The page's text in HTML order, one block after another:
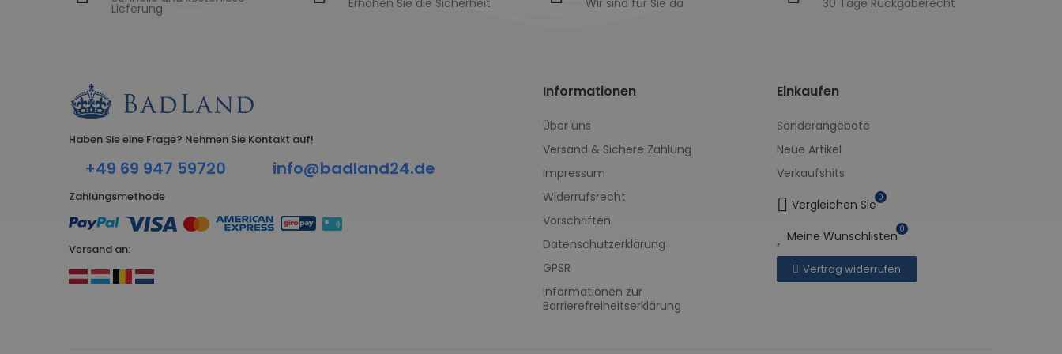
Lieferung
Haben Sie eine Frage? Nehmen Sie Kontakt auf!
+49 69 947 59720 info@badland24.de
Zahlungsmethode
Versand an:
Informationen
Über uns
Versand & Sichere Zahlung
Impressum
Widerrufsrecht
Vorschriften
Datenschutzerklärung
GPSR
Informationen zur
Barrierefreiheitserklärung
Einkaufen
Sonderangebote
Neue Artikel
Verkaufshits
Vergleichen Sie 0
Meine Wunschlisten 0
Vertrag widerrufen